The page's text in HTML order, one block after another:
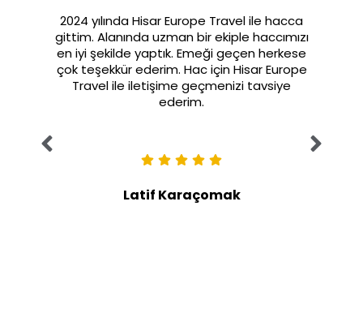
2024 yılında Hisar Europe Travel ile hacca
gittim. Alanında uzman bir ekiple haccımızı
en iyi şekilde yaptık. Emeği geçen herkese
çok teşekkür ederim. Hac için Hisar Europe
Travel ile iletişime geçmenizi tavsiye
ederim.
Latif Karaçomak